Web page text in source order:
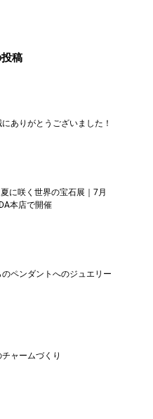
稿
ありがとうございました！
夏に咲く世界の宝石展｜7月
本店で開催
ペンダントへのジュエリー
ャームづくり